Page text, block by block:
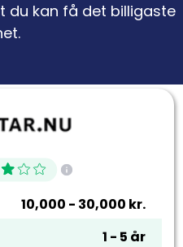
du kan få det billigaste
10,000 - 30,000 kr.
1 - 5 år